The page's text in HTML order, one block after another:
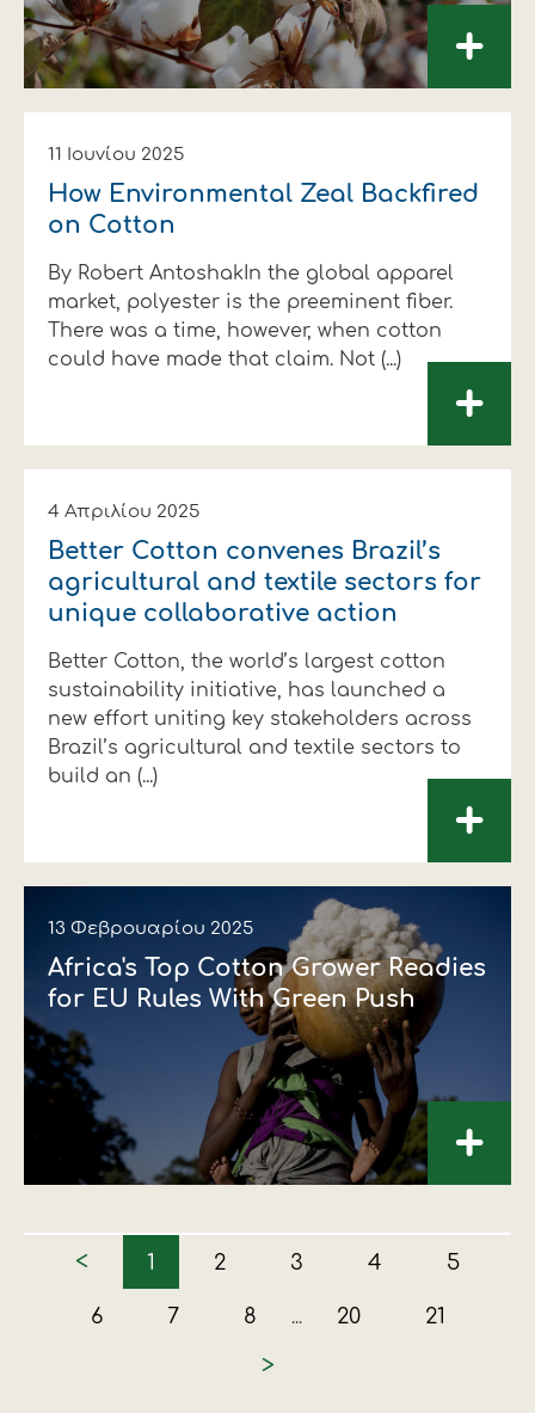
+
11 Ιουνίου 2025
How Environmental Zeal Backfired
on Cotton
By Robert AntoshakIn the global apparel
market, polyester is the preeminent fiber.
There was a time, however, when cotton
could have made that claim. Not (...)
+
4 Απριλίου 2025
Better Cotton convenes Brazil’s
agricultural and textile sectors for
unique collaborative action
Better Cotton, the world’s largest cotton
sustainability initiative, has launched a
new effort uniting key stakeholders across
Brazil’s agricultural and textile sectors to
build an (...)
+
13 Φεβρουαρίου 2025
Africa's Top Cotton Grower Readies
for EU Rules With Green Push
+
< 1 2 3 4 5
6 7 8 ... 20 21
>